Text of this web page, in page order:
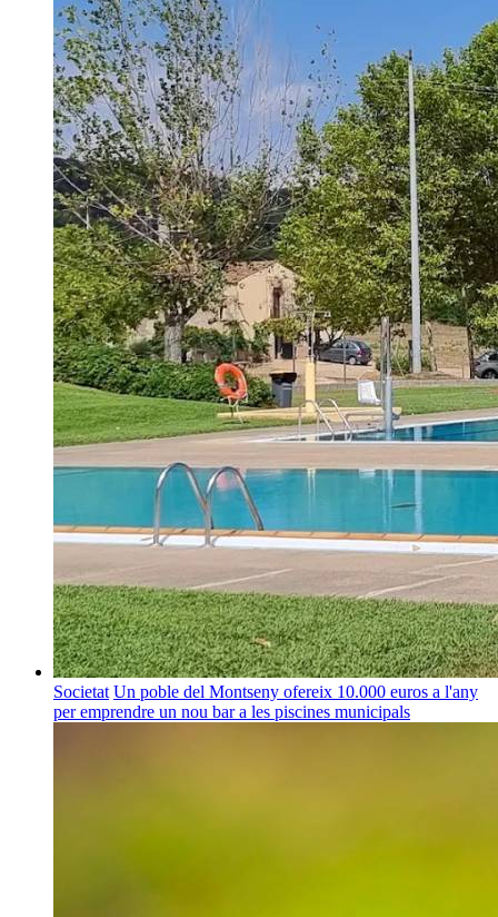
Societat Un poble del Montseny ofereix 10.000 euros a l'any
per emprendre un nou bar a les piscines municipals